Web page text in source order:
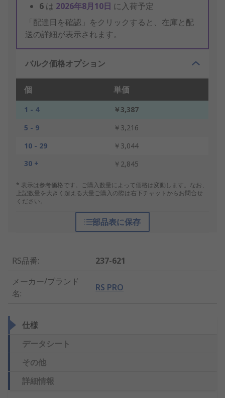
6 は 2026年8月10日 に入荷予定
「配達日を確認」をクリックすると、在庫と配
送の詳細が表示されます。
バルク価格オプション
個 単価
1 - 4
￥3,387
5 - 9
￥3,216
10 - 29
￥3,044
30 +
￥2,845
* 表示は参考価格です。ご購入数量によって価格は変動します。なお、
上記数量を大きく超える大量ご購入の際は右下チャットからお問合せ
ください。
部品表に保存
RS品番:
237-621
メーカー/ブランド
名:
RS PRO
仕様
データシート
その他
詳細情報